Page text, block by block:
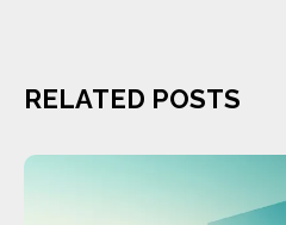
RELATED POSTS